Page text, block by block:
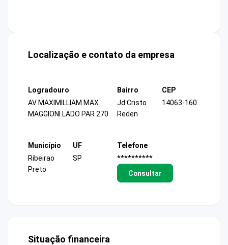
Localização e contato da empresa
Logradouro
AV MAXIMILLIAM MAX
MAGGIONI LADO PAR 270
Bairro
Jd Cristo
Reden
CEP
14063-160
Município
Ribeirao
Preto
UF
SP
Telefone
**********
Consultar
Situação financeira